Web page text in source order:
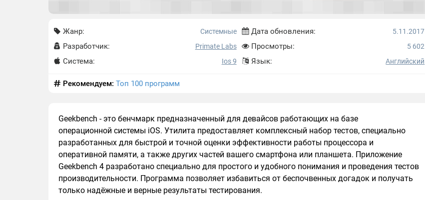
Жанр: Системные
Разработчик: Primate Labs
Система: Ios 9
Дата обновления: 5.11.2017
Просмотры: 5 602
Язык: Английский
Рекомендуем: Топ 100 программ
Geekbench - это бенчмарк предназначенный для девайсов работающих на базе
операционной системы iOS. Утилита предоставляет комплексный набор тестов, специально
разработанных для быстрой и точной оценки эффективности работы процессора и
оперативной памяти, а также других частей вашего смартфона или планшета. Приложение
Geekbench 4 разработано специально для простого и удобного понимания и проведения тестов
производительности. Программа позволяет избавиться от беспочвенных догадок и получать
только надёжные и верные результаты тестирования.